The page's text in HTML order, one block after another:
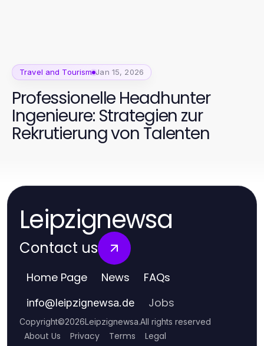
Travel and Tourism Jan 15, 2026
Professionelle Headhunter
Ingenieure: Strategien zur
Rekrutierung von Talenten
Leipzignewsa
Contact us
Home Page News FAQs
info@leipzignewsa.de Jobs
Copyright©2026Leipzignewsa.All rights reserved
About Us Privacy Terms Legal